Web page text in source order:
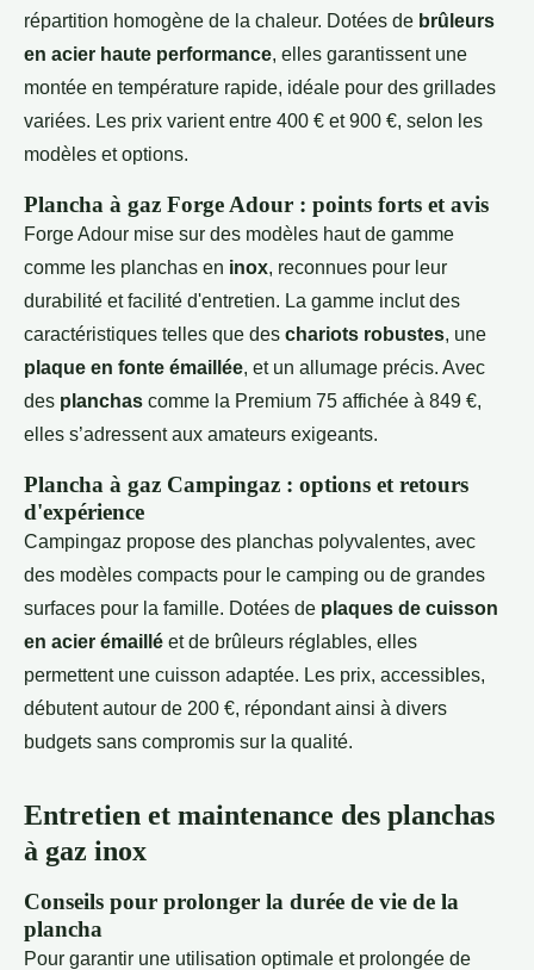
répartition homogène de la chaleur. Dotées de brûleurs
en acier haute performance, elles garantissent une
montée en température rapide, idéale pour des grillades
variées. Les prix varient entre 400 € et 900 €, selon les
modèles et options.
Plancha à gaz Forge Adour : points forts et avis
Forge Adour mise sur des modèles haut de gamme
comme les planchas en inox, reconnues pour leur
durabilité et facilité d'entretien. La gamme inclut des
caractéristiques telles que des chariots robustes, une
plaque en fonte émaillée, et un allumage précis. Avec
des planchas comme la Premium 75 affichée à 849 €,
elles s’adressent aux amateurs exigeants.
Plancha à gaz Campingaz : options et retours
d'expérience
Campingaz propose des planchas polyvalentes, avec
des modèles compacts pour le camping ou de grandes
surfaces pour la famille. Dotées de plaques de cuisson
en acier émaillé et de brûleurs réglables, elles
permettent une cuisson adaptée. Les prix, accessibles,
débutent autour de 200 €, répondant ainsi à divers
budgets sans compromis sur la qualité.
Entretien et maintenance des planchas
à gaz inox
Conseils pour prolonger la durée de vie de la
plancha
Pour garantir une utilisation optimale et prolongée de